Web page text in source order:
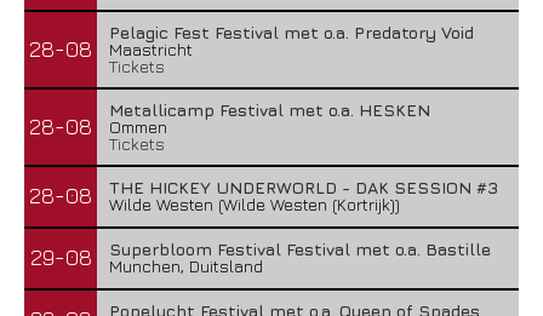
28-08
Pelagic Fest Festival met o.a. Predatory Void
Maastricht
Tickets
28-08
Metallicamp Festival met o.a. HESKEN
Ommen
Tickets
28-08
THE HICKEY UNDERWORLD - DAK SESSION #3
Wilde Westen (Wilde Westen (Kortrijk))
29-08
Superbloom Festival Festival met o.a. Bastille
Munchen, Duitsland
Popelucht Festival met o.a. Queen of Spades